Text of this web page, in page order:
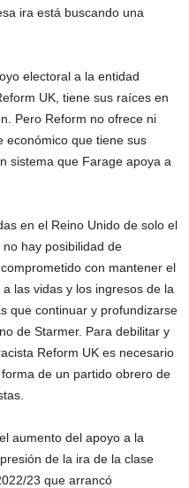
ira está buscando una
electoral a la entidad
UK, tiene sus raíces en
Pero Reform no ofrece ni
económico que tiene sus
sistema que Farage apoya a
en el Reino Unido de solo el
hay posibilidad de
con mantener el
las vidas y los ingresos de la
que continuar y profundizarse
de Starmer. Para debilitar y
Reform UK es necesario
de un partido obrero de
aumento del apoyo a la
de la ira de la clase
23 que arrancó